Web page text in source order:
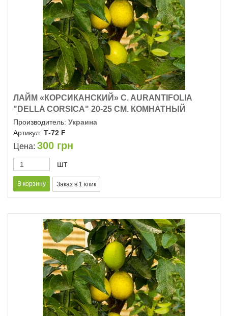
ЛАЙМ «КОРСИКАНСКИЙ» C. AURANTIFOLIA
"DELLA CORSICA" 20-25 СМ. КОМНАТНЫЙ
Производитель: Украина
Артикул: Т-72 F
Цена: 300 грн
шт